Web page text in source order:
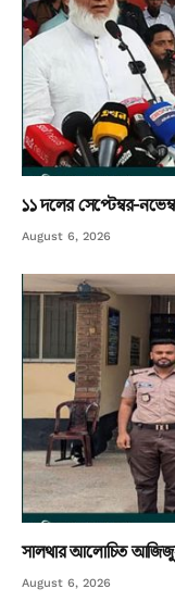
১১ দলের সেপ্টেম্বর-
August 6, 2026
সালথার আলোচিত আজিজুর
August 6, 2026